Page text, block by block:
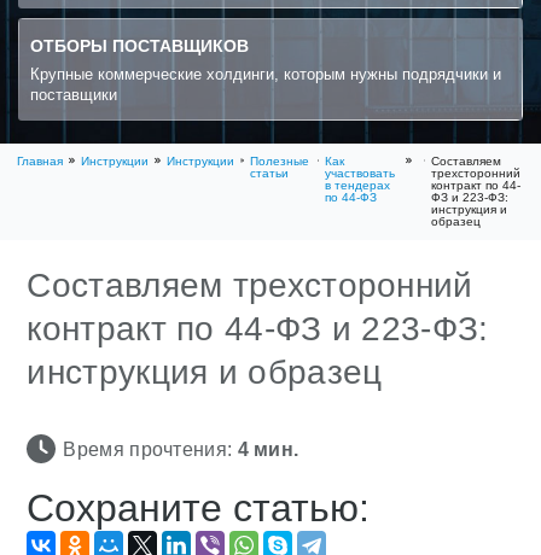
ОТБОРЫ ПОСТАВЩИКОВ
Крупные коммерческие холдинги, которым нужны подрядчики и
поставщики
Главная Инструкции Инструкции
Полезные
статьи
Как
участвовать
в тендерах
по 44-ФЗ
Составляем
трехсторонний
контракт по 44-
ФЗ и 223-ФЗ:
инструкция и
образец
Составляем трехсторонний
контракт по 44-ФЗ и 223-ФЗ:
инструкция и образец
Время прочтения: 4мин.
Сохраните статью: